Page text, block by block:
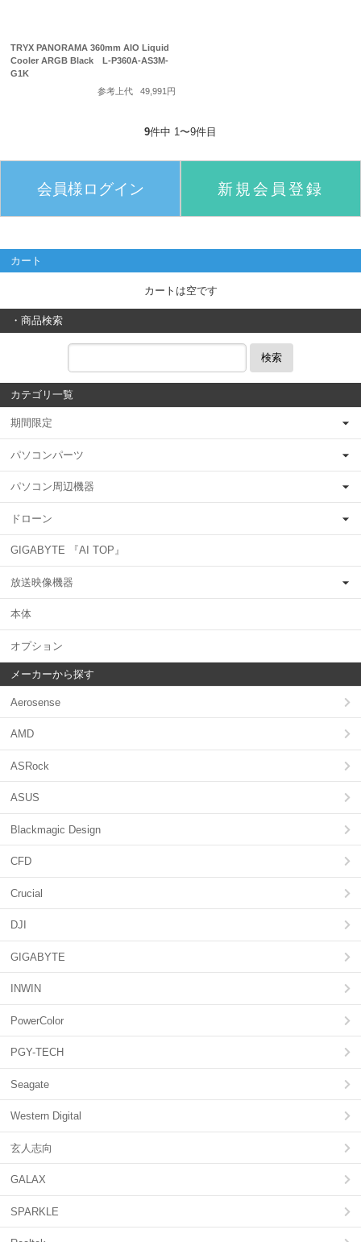
TRYX PANORAMA 360mm AIO Liquid
Cooler ARGB Black L-P360A-AS3M-
G1K
参考上代
49,991円
9件中 1〜9件目
会員様ログイン 新規会員登録
カート
カートは空です
・商品検索
検索
カテゴリ一覧
期間限定
パソコンパーツ
パソコン周辺機器
ドローン
GIGABYTE 『AI TOP』
放送映像機器
本体
オプション
メーカーから探す
Aerosense
AMD
ASRock
ASUS
Blackmagic Design
CFD
Crucial
DJI
GIGABYTE
INWIN
PowerColor
PGY-TECH
Seagate
Western Digital
玄人志向
GALAX
SPARKLE